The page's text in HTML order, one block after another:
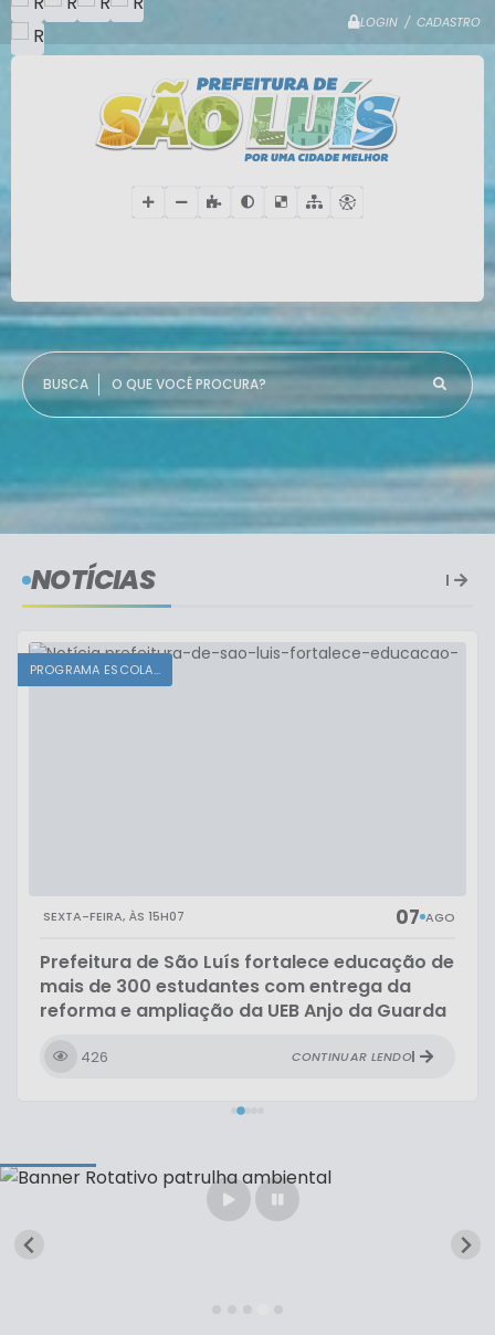
LOGIN / CADASTRO
O QUE VOCÊ PROCURA?
NOTÍCIAS
Prefeitura de São Luís fortalece educação de
mais de 300 estudantes com entrega da
reforma e ampliação da UEB Anjo da Guarda
SEXTA-FEIRA 15H07 07 AGO
PROGRAMA ESCOLA...
426 CONTINUAR LENDO